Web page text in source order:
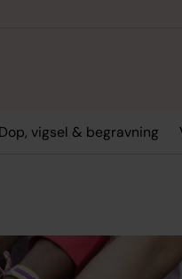
Dop, vigsel & begravning